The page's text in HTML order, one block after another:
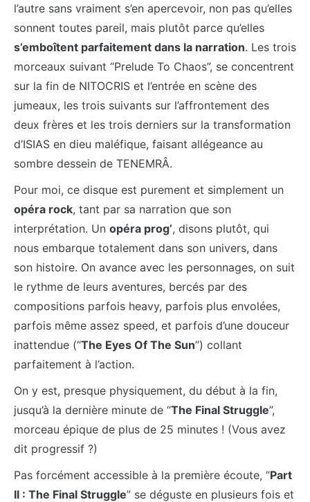
l’autre sans vraiment s’en apercevoir, non pas qu’elles
sonnent toutes pareil, mais plutôt parce qu’elles
s’emboîtent parfaitement dans la narration. Les trois
morceaux suivant “Prelude To Chaos”, se concentrent
sur la fin de NITOCRIS et l’entrée en scène des
jumeaux, les trois suivants sur l’affrontement des
deux frères et les trois derniers sur la transformation
d’ISIAS en dieu maléfique, faisant allégeance au
sombre dessein de TENEMRÂ.
Pour moi, ce disque est purement et simplement un
opéra rock, tant par sa narration que son
interprétation. Un opéra prog’, disons plutôt, qui
nous embarque totalement dans son univers, dans
son histoire. On avance avec les personnages, on suit
le rythme de leurs aventures, bercés par des
compositions parfois heavy, parfois plus envolées,
parfois même assez speed, et parfois d’une douceur
inattendue (“The Eyes Of The Sun”) collant
parfaitement à l’action.
On y est, presque physiquement, du début à la fin,
jusqu’à la dernière minute de “The Final Struggle”,
morceau épique de plus de 25 minutes ! (Vous avez
dit progressif ?)
Pas forcément accessible à la première écoute, “Part
II : The Final Struggle” se déguste en plusieurs fois et